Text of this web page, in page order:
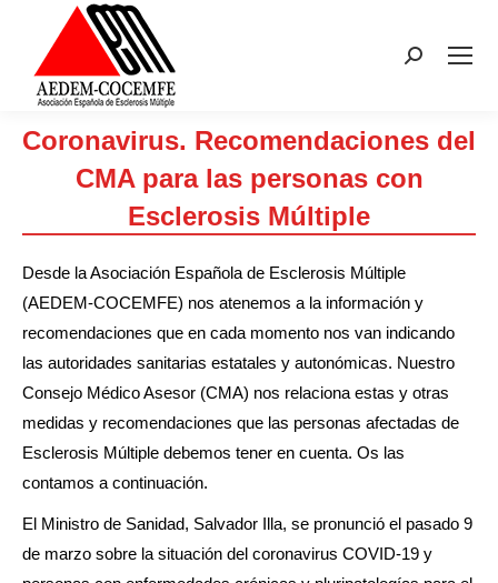
Buscar:
Coronavirus. Recomendaciones del
CMA para las personas con
Esclerosis Múltiple
Desde la Asociación Española de Esclerosis Múltiple
(AEDEM-COCEMFE) nos atenemos a la información y
recomendaciones que en cada momento nos van indicando
las autoridades sanitarias estatales y autonómicas. Nuestro
Consejo Médico Asesor (CMA) nos relaciona estas y otras
medidas y recomendaciones que las personas afectadas de
Esclerosis Múltiple debemos tener en cuenta. Os las
contamos a continuación.
El Ministro de Sanidad, Salvador Illa, se pronunció el pasado 9
de marzo sobre la situación del coronavirus COVID-19 y